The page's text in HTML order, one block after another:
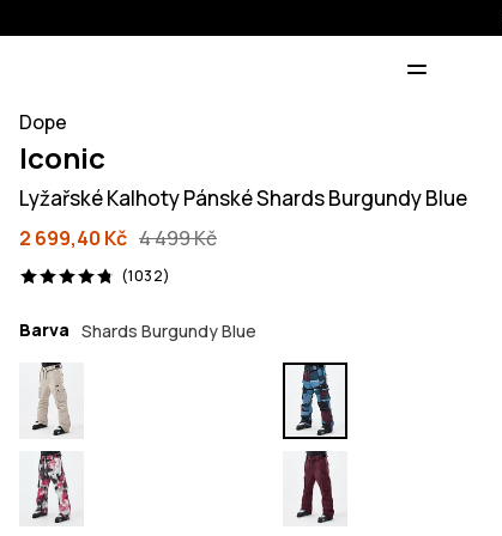
Dope
Iconic
Lyžařské Kalhoty Pánské Shards Burgundy Blue
2 699,40 Kč 4 499 Kč
(1032)
1032 recenze, 4.8/5
Barva Shards Burgundy Blue